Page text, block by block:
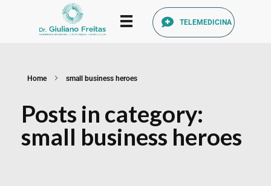
TELEMEDICINA
Home small business heroes
Posts in category:
small business heroes